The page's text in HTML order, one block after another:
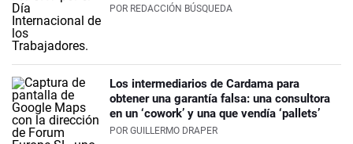
POR REDACCIÓN BÚSQUEDA
Los intermediarios de Cardama para
obtener una garantía falsa: una consultora
en un ‘cowork’ y una que vendía ‘pallets’
POR GUILLERMO DRAPER